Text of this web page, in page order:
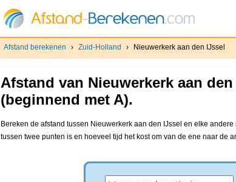
Afstand berekenen › Zuid-Holland › Nieuwerkerk aan den IJssel
Afstand van Nieuwerkerk aan
(beginnend met A).
Bereken de afstand tussen Nieuwerkerk aan den IJssel en elke
tussen twee punten is en hoeveel tijd het kost om van de ene naar de